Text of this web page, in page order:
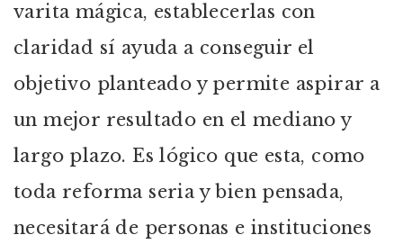
varita mágica, establecerlas con
claridad sí ayuda a conseguir el
objetivo planteado y permite aspirar a
un mejor resultado en el mediano y
largo plazo. Es lógico que esta, como
toda reforma seria y bien pensada,
necesitará de personas e instituciones